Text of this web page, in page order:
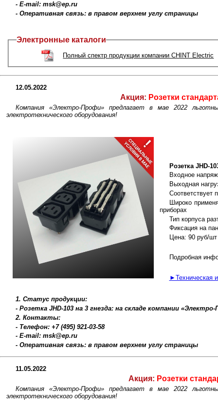
- E-mail: msk@ep.ru
- Оперативная связь: в правом верхнем углу страницы
Электронные каталоги
Полный спектр продукции компании CHINT Electric
12.05.2022
Акция: Розетки
Компания «Электро-Профи» предлагает в мае 2022
электротехнического оборудования!
Розетка JHD-
Входное
Выходная
Соответствует
Широко
приборах
Тип корпуса
Фиксация на
Цена: 90 руб/
Подробная
►Техническая
1. Статус продукции:
- Розетка JHD-103 на 3 гнезда: на складе компании
2. Контакты:
- Телефон: +7 (495) 921-03-58
- E-mail: msk@ep.ru
- Оперативная связь: в правом верхнем углу страницы
11.05.2022
Акция: Розетки
Компания «Электро-Профи» предлагает в мае 2022
электротехнического оборудования!